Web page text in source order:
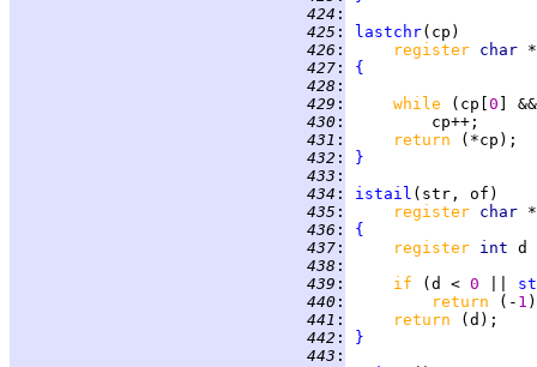
424 :
425 : lastchr
426 : register char
427 :
{
428 :
429 : while (cp[ 0 ]
430 :
431 : return
432 :
}
433 :
434 : istail
435 : register char
436 :
{
437 : register int d
438 :
439 : if (d < 0
440 : return (- 1
441 : return
442 :
}
443 :